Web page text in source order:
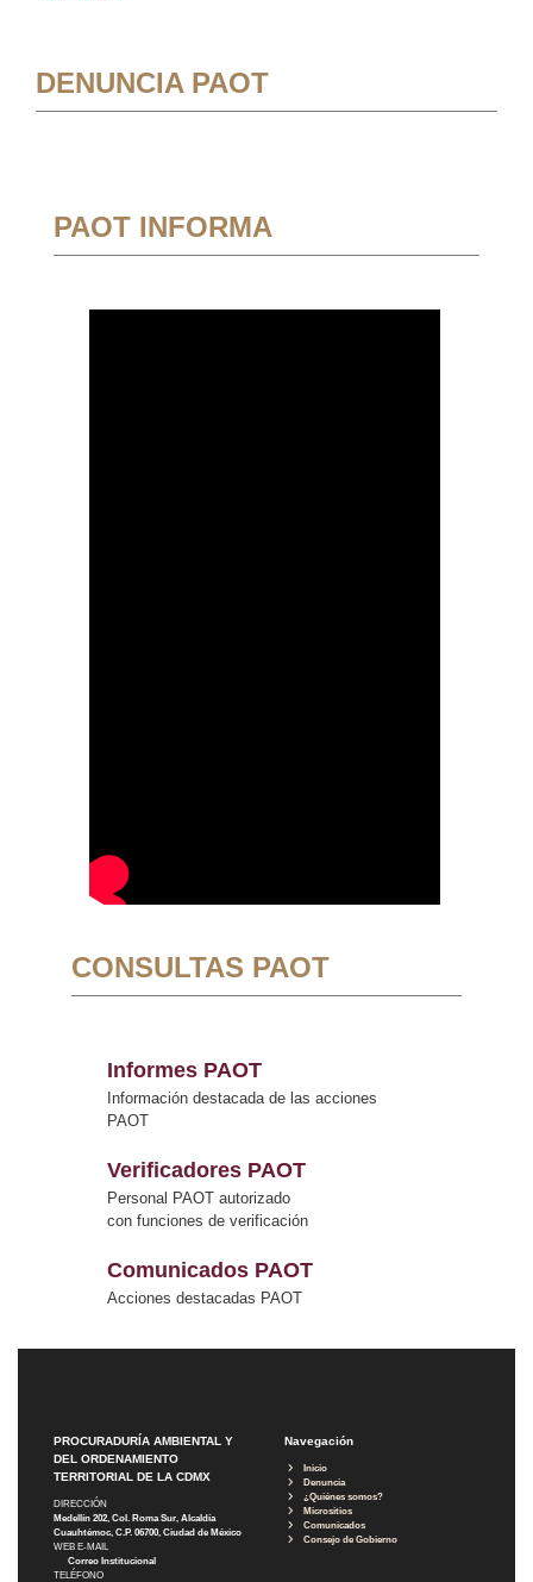
DENUNCIA PAOT
PAOT INFORMA
CONSULTAS PAOT
Informes PAOT
Información destacada de las acciones
PAOT
Verificadores PAOT
Personal PAOT autorizado
con funciones de verificación
Comunicados PAOT
Acciones destacadas PAOT
PROCURADURÍA AMBIENTAL Y
DEL ORDENAMIENTO
TERRITORIAL DE LA CDMX
DIRECCIÓN
Medellín 202, Col. Roma Sur, Alcaldía
Cuauhtémoc, C.P. 06700, Ciudad de México
WEB E-MAIL
Correo Institucional
TELÉFONO
Navegación
Inicio
Denuncia
¿Quiénes somos?
Micrositios
Comunicados
Consejo de Gobierno